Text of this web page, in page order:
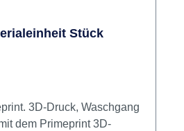
Stück
dem Primeprint 3D-